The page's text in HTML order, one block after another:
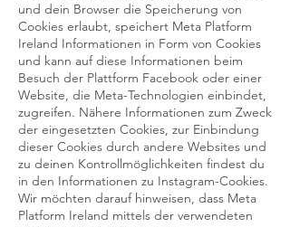
und dein Browser die Speicherung von
Cookies erlaubt, speichert Meta Platform
Ireland Informationen in Form von Cookies
und kann auf diese Informationen beim
Besuch der Plattform Facebook oder einer
Website, die Meta-Technologien einbindet,
zugreifen. Nähere Informationen zum Zweck
der eingesetzten Cookies, zur Einbindung
dieser Cookies durch andere Websites und
zu deinen Kontrollmöglichkeiten findest du
in den Informationen zu Instagram-Cookies.
Wir möchten darauf hinweisen, dass Meta
Platform Ireland mittels der verwendeten